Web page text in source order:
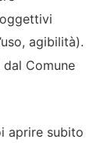
agibilità).
Comune
aprire subito